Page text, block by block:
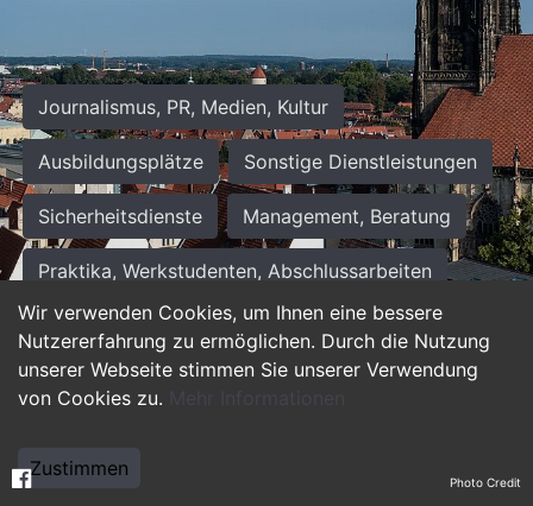
Wir verwenden Cookies, um Ihnen eine bessere
Nutzererfahrung zu ermöglichen. Durch die Nutzung
unserer Webseite stimmen Sie unserer Verwendung
von Cookies zu. Mehr Informationen
Zustimmen
Journalismus, PR, Medien, Kultur
Ausbildungsplätze Sonstige Dienstleistungen
Sicherheitsdienste Management, Beratung
Praktika, Werkstudenten, Abschlussarbeiten
Personalwesen Assistenz, Sekretariat
Hilfskräfte, Aushilfs- und Nebenjobs
Weiterbildung, Studium, duale Ausbildung Photo Credit